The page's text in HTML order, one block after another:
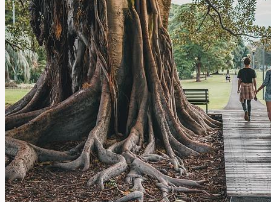
Anglickém
Jazyce?